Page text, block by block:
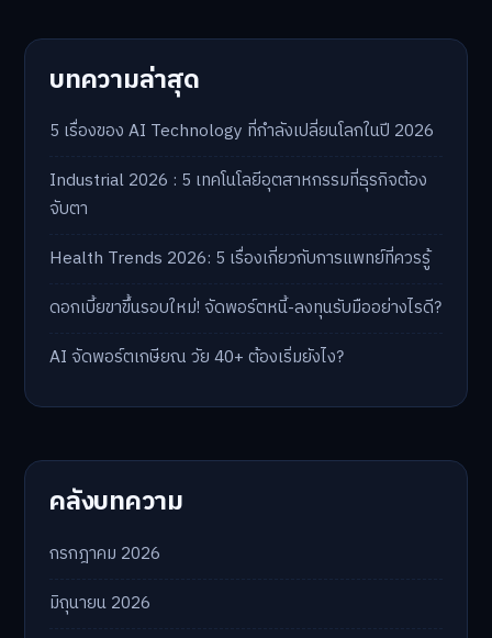
บทความล่าสุด
5 เรื่องของ AI Technology ที่กำลังเปลี่ยนโลกในปี 2026
Industrial 2026 : 5 เทคโนโลยีอุตสาหกรรมที่ธุรกิจต้อง
จับตา
Health Trends 2026: 5 เรื่องเกี่ยวกับการแพทย์ที่ควรรู้
ดอกเบี้ยขาขึ้นรอบใหม่! จัดพอร์ตหนี้-ลงทุนรับมืออย่างไรดี?
AI จัดพอร์ตเกษียณ วัย 40+ ต้องเริ่มยังไง?
คลังบทความ
กรกฎาคม 2026
มิถุนายน 2026